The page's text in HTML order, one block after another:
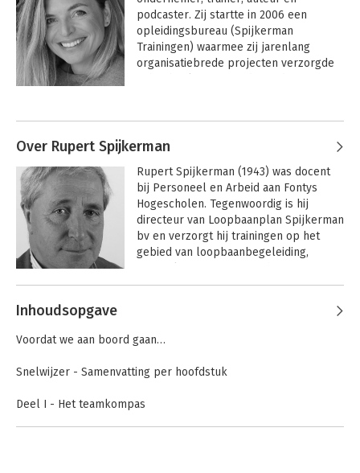
podcaster. Zij startte in 2006 een
opleidingsbureau (Spijkerman
Trainingen) waarmee zij jarenlang
organisatiebrede projecten verzorgde
analyseren: Het Teamkompas. Bij deze
je team naar succes.
Al in 2016 ontwikkelde Bregje vanuit de
methode van Teamkompas een
uitgebreid online trainingsprogramma
voor teams.
Naast haar optredens bij BNR radio is ze
zelf actief als podcaster voor het mede
Hybride teams Hybride teams
Bekijk alle boeken
Over Rupert Spijkerman
Rupert Spijkerman (1943) was docent
bij Personeel en Arbeid aan Fontys
Hogescholen. Tegenwoordig is hij
directeur van Loopbaanplan Spijkerman
bv en verzorgt hij trainingen op het
gebied van loopbaanbegeleiding,
Andere boeken door Rupert
Spijkerman
Inhoudsopgave
Voordat we aan boord gaan…
Snelwijzer - Samenvatting per hoofdstuk
Deel I - Het teamkompas